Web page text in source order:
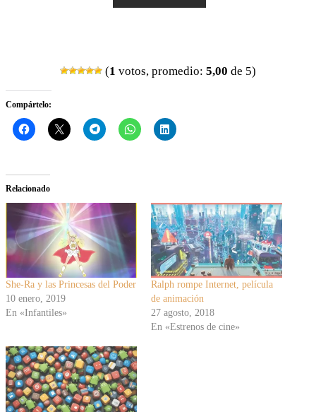
(1 votos, promedio: 5,00 de 5)
Compártelo:
Relacionado
She-Ra y las Princesas del Poder
10 enero, 2019
En «Infantiles»
Ralph rompe Internet, película
de animación
27 agosto, 2018
En «Estrenos de cine»